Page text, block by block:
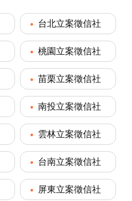
台北立案徵信社
桃園立案徵信社
苗栗立案徵信社
南投立案徵信社
雲林立案徵信社
台南立案徵信社
屏東立案徵信社